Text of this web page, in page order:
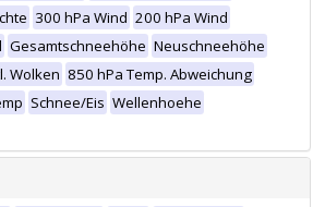
300 hPa Wind 200 hPa Wind
Gesamtschneehöhe Neuschneehöhe
Wolken 850 hPa Temp. Abweichung
Schnee/Eis Wellenhoehe